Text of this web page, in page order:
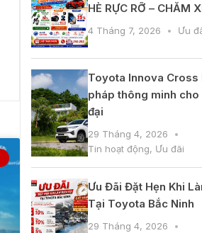
HÈ RỰC RỠ – CHĂM
4 Tháng 7, 2026 Ưu
Toyota Innova Cross
pháp thông minh cho
đại
29 Tháng 4, 2026
Tin hoạt động, Ưu đãi
Ưu Đãi Đặt Hẹn Khi
Tại Toyota Bắc Ninh
29 Tháng 4, 2026